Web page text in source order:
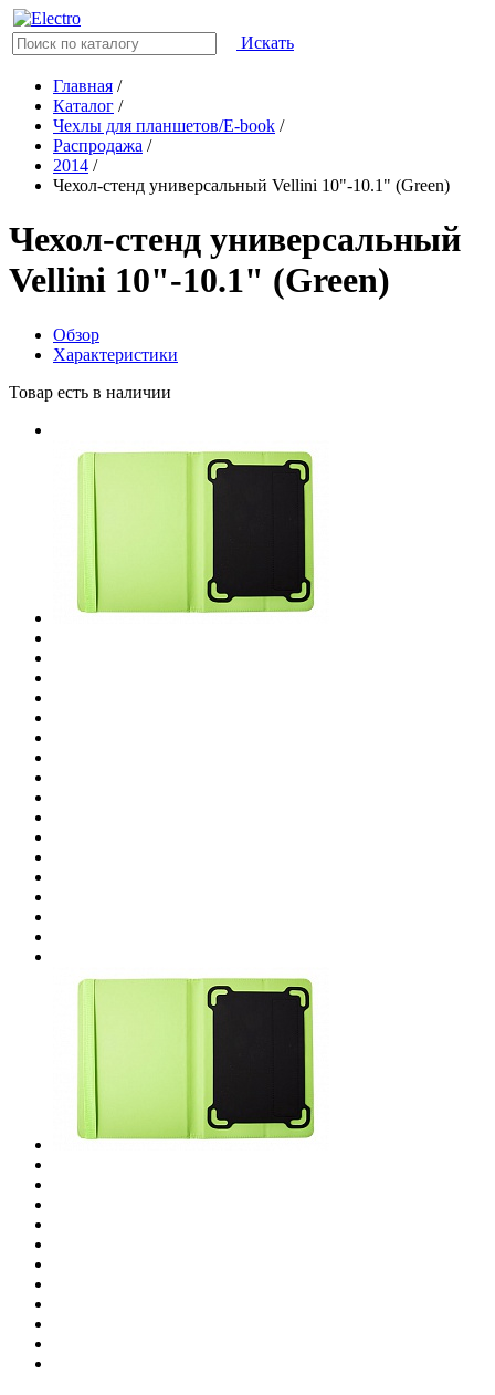
Искать
Главная /
Каталог /
Чехлы для планшетов/E-book /
Распродажа /
2014 /
Чехол-стенд универсальный Vellini 10"-10.1" (Green)
Чехол-стенд универсальный
Vellini 10"-10.1" (Green)
Обзор
Характеристики
Товар есть в наличии